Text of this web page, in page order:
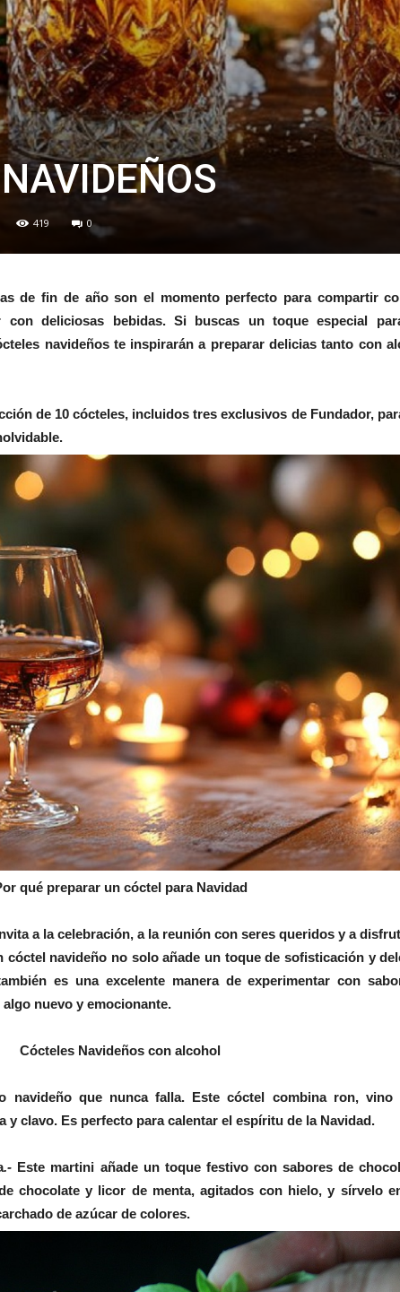
419 0
de fin de año son el momento perfecto para compartir
con deliciosas bebidas. Si buscas un toque especial
navideños te inspirarán a preparar delicias tanto con
de 10 cócteles, incluidos tres exclusivos de Fundador,
qué preparar un cóctel para Navidad
a la celebración, a la reunión con seres queridos y a
cóctel navideño no solo añade un toque de sofisticación y
es una excelente manera de experimentar con
nuevo y emocionante.
Cócteles Navideños con alcohol
navideño que nunca falla. Este cóctel combina ron, vino
y clavo. Es perfecto para calentar el espíritu de la Navidad.
.- Este martini añade un toque festivo con sabores de
chocolate y licor de menta, agitados con hielo, y sírvelo
de azúcar de colores.